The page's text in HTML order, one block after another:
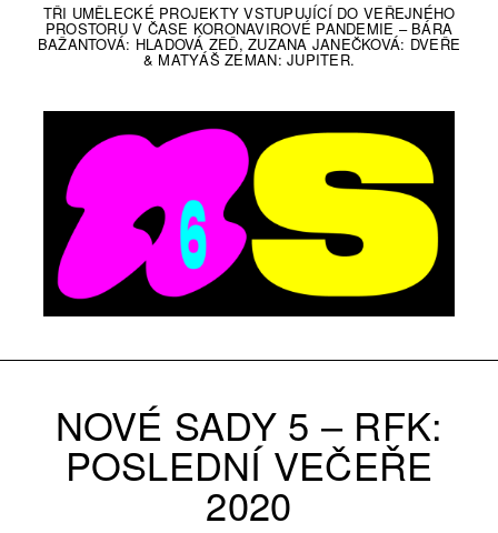
TŘI UMĚLECKÉ PROJEKTY VSTUPUJÍCÍ DO VEŘEJNÉHO
PROSTORU V ČASE KORONAVIROVÉ PANDEMIE – BÁRA
BAŽANTOVÁ: HLADOVÁ ZEĎ, ZUZANA JANEČKOVÁ: DVEŘE
& MATYÁŠ ZEMAN: JUPITER.
NOVÉ SADY 5 – RFK:
POSLEDNÍ VEČEŘE
2020